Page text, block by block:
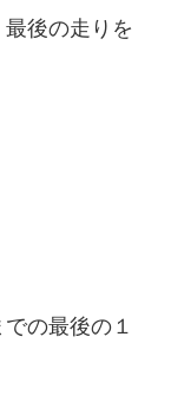
後の走りを
の最後の１